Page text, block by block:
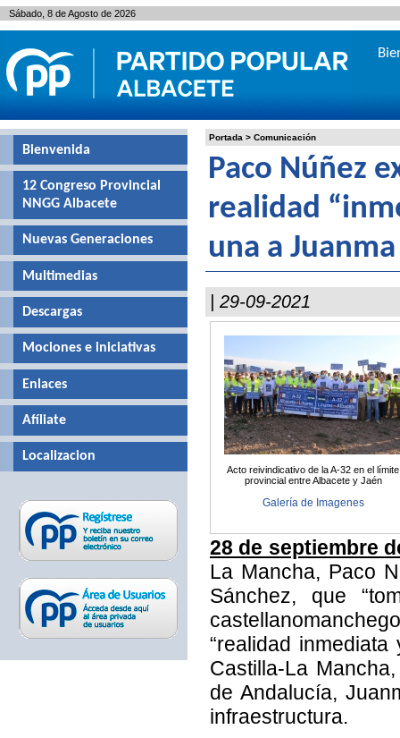
Portada > Comunicación
Paco Núñez
realidad
una a
| 29-09-2021
Acto reivindicativo de la A-32 en el límite
provincial entre Albacete y Jaén
Galería de Imagenes
28 de septiembre
La Mancha, Paco
Sánchez, que
“realidad
Castilla-La
de Andalucía,
infraestructura.
Bienvenida
12 Congreso Provincial
NNGG Albacete
Nuevas Generaciones
Multimedias
Descargas
Mociones e iniciativas
Enlaces
Afíliate
Localizacion
Sábado, 8 de Agosto de 2026